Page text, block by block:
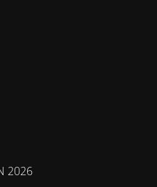
2026